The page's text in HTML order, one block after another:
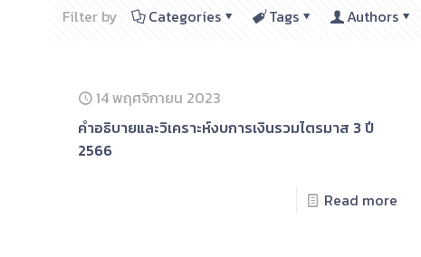
Filter by Categories Tags Authors
14 พฤศจิกายน 2023
คําอธิบายและวิเคราะห์งบการเงินรวมไตรมาส 3 ปี
2566
Read more